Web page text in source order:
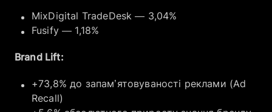
MixDigital TradeDesk — 3,04%
Fusify — 1,18%
Brand Lift:
+73,8% до запам’ятовуваності реклами (Ad
Recall)